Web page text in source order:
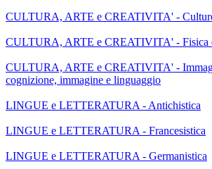
CULTURA, ARTE e CREATIVITA' -
CULTURA, ARTE e CREATIVITA' - Fisica
CULTURA, ARTE e CREATIVITA' -
cognizione, immagine e linguaggio
LINGUE e LETTERATURA - Antichistica
LINGUE e LETTERATURA - Francesistica
LINGUE e LETTERATURA - Germanistica